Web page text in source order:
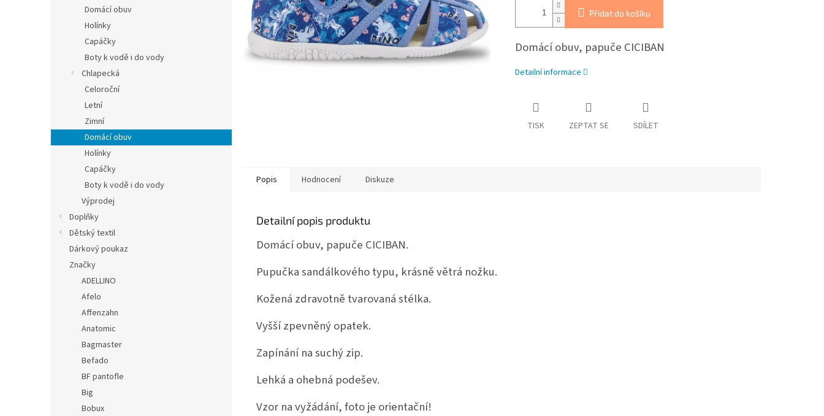
Domácí obuv
Holínky
Capáčky
Boty k vodě i do vody
Chlapecká
Celoroční
Letní
Zimní
Domácí obuv
Holínky
Capáčky
Boty k vodě i do vody
Výprodej
Doplňky
Dětský textil
Dárkový poukaz
Značky
ADELLINO
Afelo
Affenzahn
Anatomic
Bagmaster
Befado
BF pantofle
Big
Bobux
Přidat do košíku
Domácí obuv, papuče CICIBAN
Detailní informace
TISK ZEPTAT SE SDÍLET
Popis Hodnocení Diskuze
Detailní popis produktu
Domácí obuv, papuče CICIBAN.
Pupučka sandálkového typu, krásně větrá nožku.
Kožená zdravotně tvarovaná stélka.
Vyšší zpevněný opatek.
Zapínání na suchý zip.
Lehká a ohebná podešev.
Vzor na vyžádání, foto je orientační!